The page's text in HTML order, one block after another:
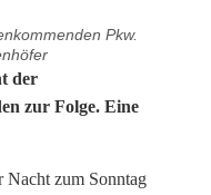
Pkw.
der
zur Folge. Eine
zum Sonntag